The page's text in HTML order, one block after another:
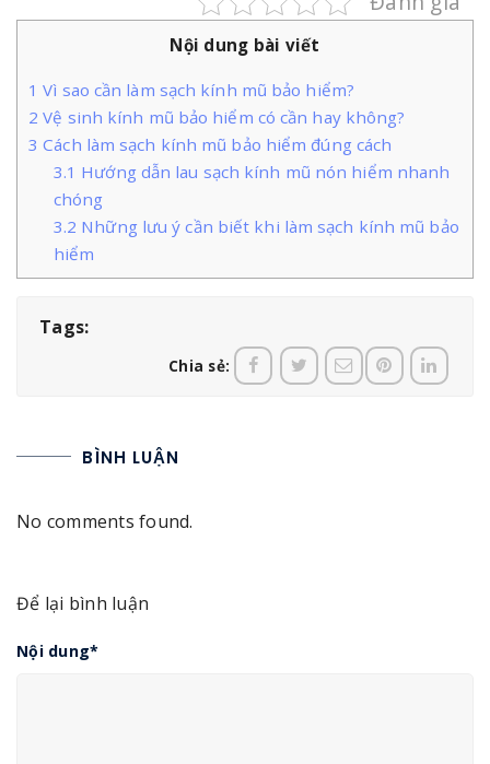
Nội dung bài viết
1 Vì sao cần làm sạch kính mũ bảo hiểm?
2 Vệ sinh kính mũ bảo hiểm có cần hay không?
3 Cách làm sạch kính mũ bảo hiểm đúng cách
3.1 Hướng dẫn lau sạch kính mũ nón hiểm nhanh
chóng
3.2 Những lưu ý cần biết khi làm sạch kính mũ bảo
hiểm
Tags:
Chia sẻ:
BÌNH LUẬN
No comments found.
Để lại bình luận
Nội dung*